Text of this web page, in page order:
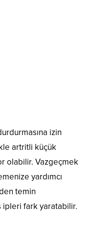
izin
artritli küçük
olabilir. Vazgeçmek
yardımcı
temin
ipleri fark yaratabilir.